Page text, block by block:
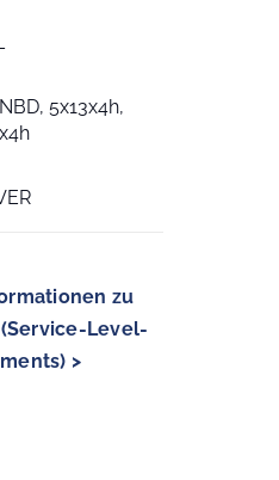
5x13x4h,
zu
Level-
>